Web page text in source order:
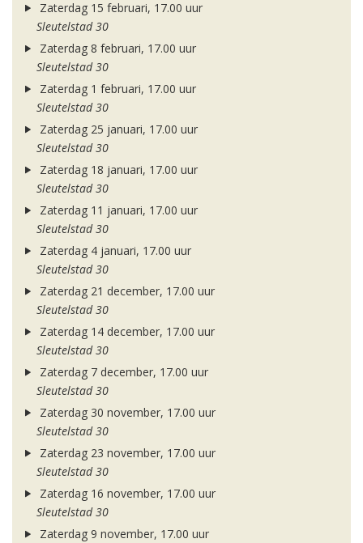
Zaterdag 15 februari, 17.00 uur
Sleutelstad 30
Zaterdag 8 februari, 17.00 uur
Sleutelstad 30
Zaterdag 1 februari, 17.00 uur
Sleutelstad 30
Zaterdag 25 januari, 17.00 uur
Sleutelstad 30
Zaterdag 18 januari, 17.00 uur
Sleutelstad 30
Zaterdag 11 januari, 17.00 uur
Sleutelstad 30
Zaterdag 4 januari, 17.00 uur
Sleutelstad 30
Zaterdag 21 december, 17.00 uur
Sleutelstad 30
Zaterdag 14 december, 17.00 uur
Sleutelstad 30
Zaterdag 7 december, 17.00 uur
Sleutelstad 30
Zaterdag 30 november, 17.00 uur
Sleutelstad 30
Zaterdag 23 november, 17.00 uur
Sleutelstad 30
Zaterdag 16 november, 17.00 uur
Sleutelstad 30
Zaterdag 9 november, 17.00 uur